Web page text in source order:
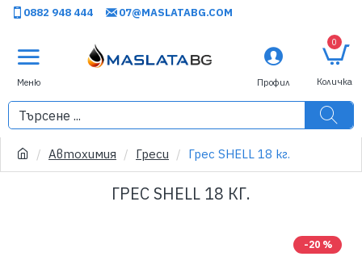
0882 948 444 07@MASLATABG.COM
0
Автохимия Греси Грес SHELL 18 кг.
ГРЕС SHELL 18 КГ.
-20 %